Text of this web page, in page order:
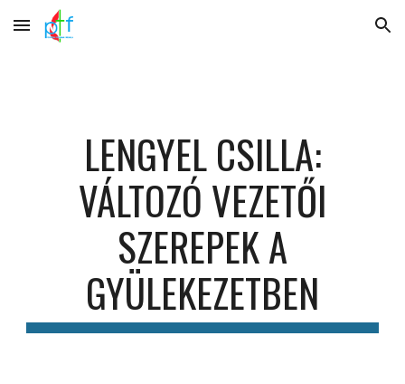
Skip to main content Skip to navigation
LENGYEL CSILLA:
VÁLTOZÓ VEZETŐI
SZEREPEK A
GYÜLEKEZETBEN